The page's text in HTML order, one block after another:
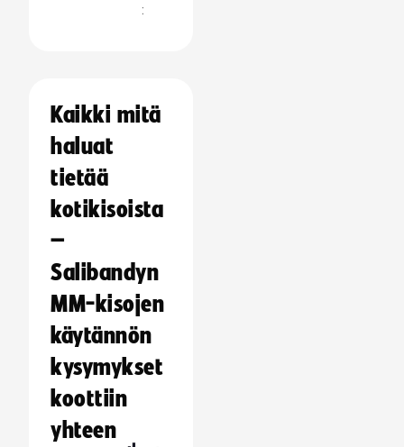
:
Kaikki mitä
haluat
tietää
kotikisoista
–
Salibandyn
MM-kisojen
käytännön
kysymykset
koottiin
yhteen